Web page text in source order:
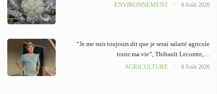
ENVIRONNEMENT
6 Août 2026
“Je me suis toujours dit que je serai salarié agricole
toute ma vie”, Thibault Lecomte,…
AGRICULTURE
6 Août 2026